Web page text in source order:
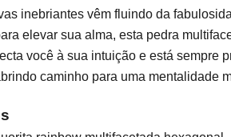
inebriantes vêm fluindo da
elevar sua alma, esta pedra
você à sua intuição e está sempre
caminho para uma mentalidade